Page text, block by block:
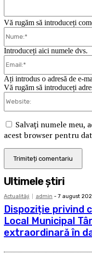
Vă rugăm să introduceți
Introduceți aici numele dvs.
Ați introdus o adresă de e-
Vă rugăm să introduceți
Salvați numele meu,
acest browser pentru
Ultimele ştiri
Actualităţi admin - 7 august
Dispoziție privind
Local Municipal
extraordinară în